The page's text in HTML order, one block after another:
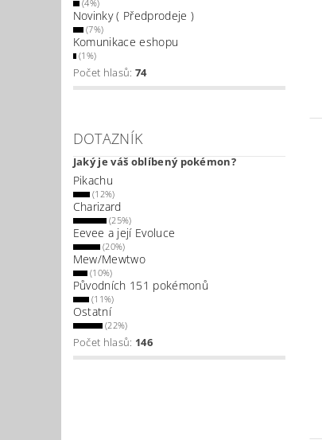
(4%)
Novinky ( Předprodeje )
(7%)
Komunikace eshopu
(1%)
Počet hlasů: 74
DOTAZNÍK
Jaký je váš oblíbený pokémon?
Pikachu
(12%)
Charizard
(25%)
Eevee a její Evoluce
(20%)
Mew/Mewtwo
(10%)
Původních 151 pokémonů
(11%)
Ostatní
(22%)
Počet hlasů: 146